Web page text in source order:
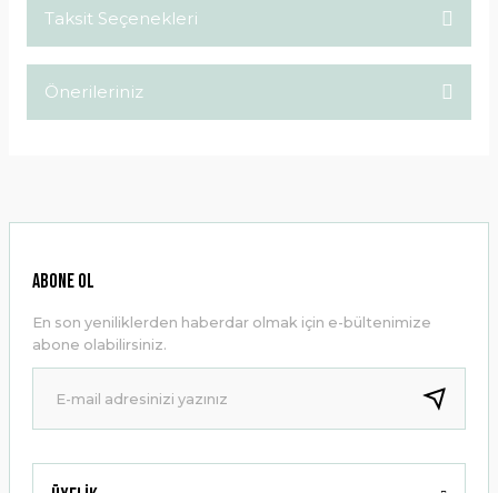
Taksit Seçenekleri
Önerileriniz
Ürün resmi kalitesiz, bozuk veya görüntülenemiyor.
Ürün bilgilerinde hatalar bulunuyor.
Ürün fiyatı diğer sitelerden daha pahalı.
Bu ürüne benzer farklı alternatifler olmalı.
ABONE OL
En son yeniliklerden haberdar olmak için e-bültenimize
abone olabilirsiniz.